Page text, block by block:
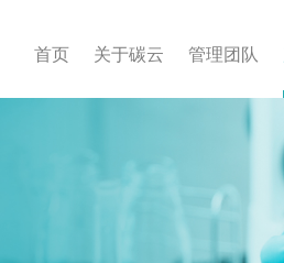
首页 关于碳云 管理团队